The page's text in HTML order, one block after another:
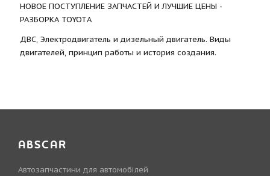
НОВОЕ ПОСТУПЛЕНИЕ ЗАПЧАСТЕЙ И ЛУЧШИЕ ЦЕНЫ -
РАЗБОРКА TOYOTА
ДВС, Электродвигатель и дизельный двигатель. Виды
двигателей, принцип работы и история создания.
ABSCAR
Автозапчастини для автомобілей